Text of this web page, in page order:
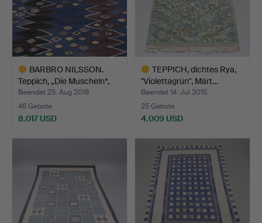
BARBRO NILSSON.
Teppich, „Die Muscheln“,
G…
Beendet 25. Aug 2018
46 Gebote
8.017 USD
TEPPICH, dichtes Rya,
"Violettagrün", Märt…
Beendet 14. Jul 2015
25 Gebote
4.009 USD
Objekt